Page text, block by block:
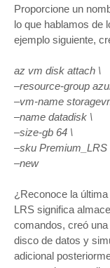
Proporcione un
lo que hablamos de
ejemplo siguiente,
az vm disk attach \
–resource-group
–vm-name
–name datadisk \
–size-gb 64 \
–sku Premium_LRS
–new
¿Reconoce la
LRS significa
comandos, creó
disco de datos y
adicional